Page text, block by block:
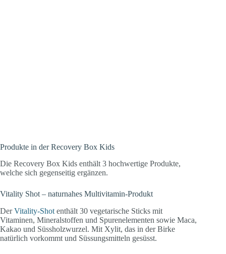
Produkte in der Recovery Box Kids
Die Recovery Box Kids enthält 3 hochwertige Produkte,
welche sich gegenseitig ergänzen.
Vitality Shot – naturnahes Multivitamin-Produkt
DerVitality-Shot enthält 30 vegetarische Sticks mit
Vitaminen, Mineralstoffen und Spurenelementen sowie Maca,
Kakao und Süssholzwurzel. Mit Xylit, das in der Birke
natürlich vorkommt und Süssungsmitteln gesüsst.